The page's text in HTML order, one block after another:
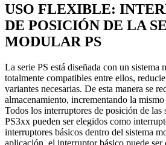
USO FLEXIBLE:
DE POSICIÓN DE LA
MODULAR PS
La serie PS está diseñada con un sistema
totalmente compatibles entre ellos,
variantes necesarias. De esta manera se
almacenamiento, incrementando la
Todos los interruptores de posición de las
PS3xx pueden ser elegidos como
interruptores básicos dentro del sistema
aplicación, el interruptor básico puede